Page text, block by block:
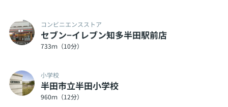
コンビニエンスストア
セブン−イレブン知多半田駅前店
733ｍ（10分）
小学校
半田市立半田小学校
960ｍ（12分）